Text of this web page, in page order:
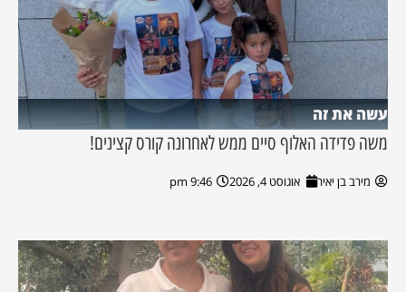
עשה את זה
משה פדידה האלוף סיים ממש לאחרונה קורס קצינים!
מירב בן יאיר אוגוסט 4, 2026 9:46 pm